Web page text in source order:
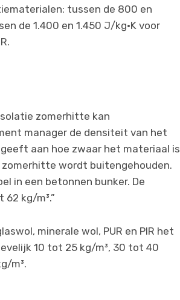
tussen de 800 en
de 1.400 en 1.450 J/kg·K voor
zomerhitte kan
manager de densiteit van het
aan hoe zwaar het materiaal is
zomerhitte wordt buitengehouden.
in een betonnen bunker. De
kg/m³.”
minerale wol, PUR en PIR het
10 tot 25 kg/m³, 30 tot 40
m³.